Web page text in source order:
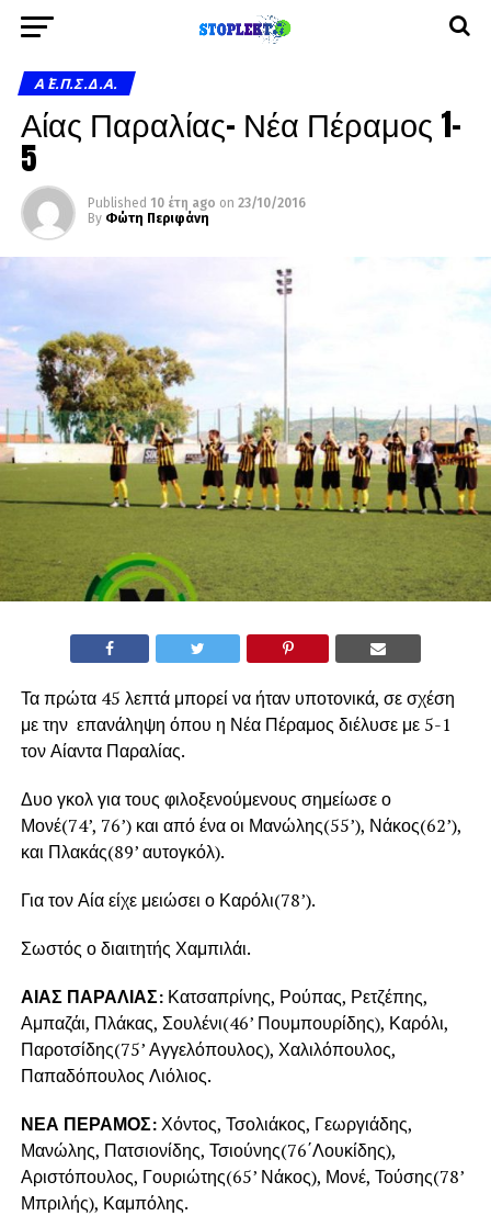
Α΄ Ε.Π.Σ.Δ.Α.
Αίας Παραλίας- Νέα Πέραμος 1-
5
Published 10 έτη ago on 23/10/2016
By Φώτη Περιφάνη
Τα πρώτα 45 λεπτά μπορεί να ήταν υποτονικά, σε σχέση
με την επανάληψη όπου η Νέα Πέραμος διέλυσε με 5-1
τον Αίαντα Παραλίας.
Δυο γκολ για τους φιλοξενούμενους σημείωσε ο
Μονέ(74’, 76’) και από ένα οι Μανώλης(55’), Νάκος(62’),
και Πλακάς(89’ αυτογκόλ).
Για τον Αία είχε μειώσει ο Καρόλι(78’).
Σωστός ο διαιτητής Χαμπιλάι.
ΑΙΑΣ ΠΑΡΑΛΙΑΣ: Κατσαπρίνης, Ρούπας, Ρετζέπης,
Αμπαζάι, Πλάκας, Σουλένι(46’ Πουμπουρίδης), Καρόλι,
Παροτσίδης(75’ Αγγελόπουλος), Χαλιλόπουλος,
Παπαδόπουλος Λιόλιος.
ΝΕΑ ΠΕΡΑΜΟΣ:Χόντος, Τσολιάκος, Γεωργιάδης,
Μανώλης, Πατσιονίδης, Τσιούνης(76΄Λουκίδης),
Αριστόπουλος, Γουριώτης(65’ Νάκος), Μονέ, Τούσης(78’
Μπριλής), Καμπόλης.